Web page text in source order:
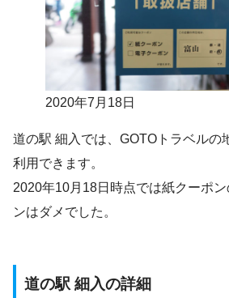
2020年7月18日
道の駅 細入では、GOTOトラベルの
利用できます。
2020年10月18日時点では紙クーポ
ンはダメでした。
道の駅 細入の詳細